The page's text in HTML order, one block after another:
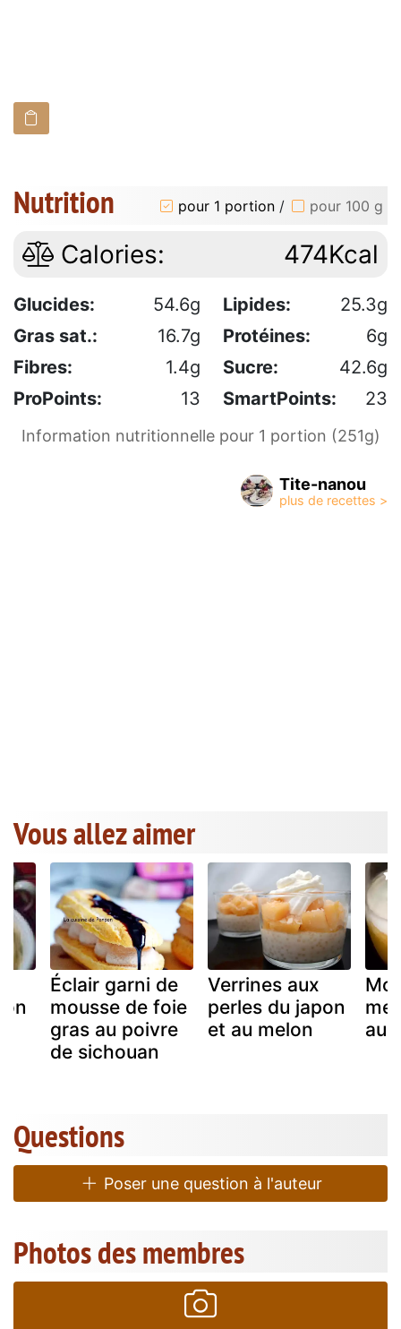
Nutrition pour 1 portion / pour 100 g
Calories: 474Kcal
Glucides: 54.6g Lipides:
25.3g
Gras sat.:
16.7g Protéines:
6g
Fibres:
1.4g Sucre:
42.6g
ProPoints:
13 SmartPoints: 23
Information nutritionnelle pour 1 portion (251g)
Tite-nanou
Vous allez aimer
Éclair garni de
mousse de foie
gras au poivre
de sichouan
Verrines aux
perles du japon
et au melon
au
Questions
Poser une question à l'auteur
Photos des membres